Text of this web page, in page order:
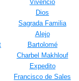
Vivencio
Dios
Sagrada Familia
Alejo
Bartolomé
Charbel Makhlouf
Expedito
Francisco de Sales